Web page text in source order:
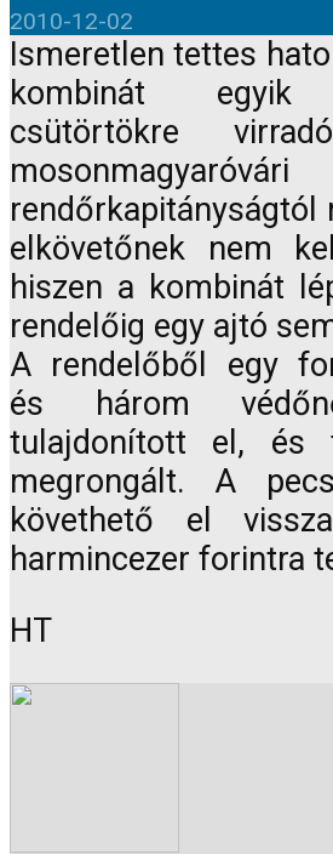
2010-12-02
Ismeretlen tettes
kombinát egyik
csütörtökre
mosonmagyaróvári
rendőrkapitányságtól
elkövetőnek nem
hiszen a kombinát
rendelőig egy ajtó
A rendelőből egy
és három
tulajdonított el, és
megrongált. A
követhető el
harmincezer forintra
HT